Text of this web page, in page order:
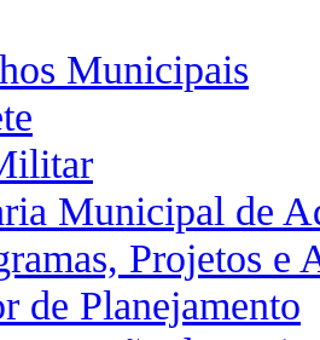
Municipais
Municipal de
Projetos e
de Planejamento